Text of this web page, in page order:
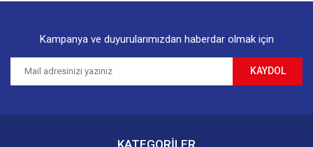
Kampanya ve duyurularımızdan haberdar olmak için
KAYDOL
KATEGORİLER